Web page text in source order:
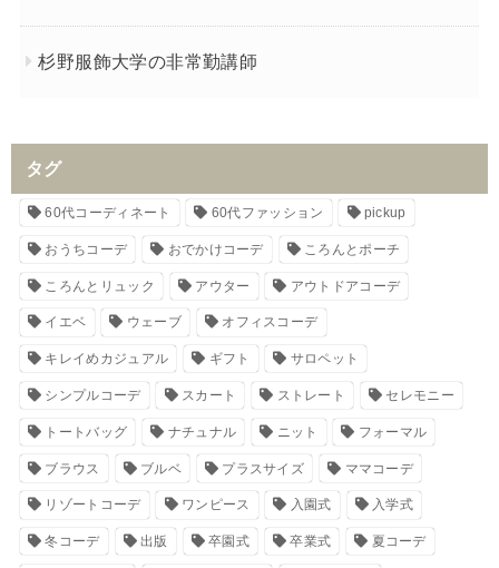
杉野服飾大学の非常勤講師
タグ
60代コーディネート 60代ファッション pickup
おうちコーデ おでかけコーデ ころんとポーチ
ころんとリュック アウター アウトドアコーデ
イエベ ウェーブ オフィスコーデ
キレイめカジュアル ギフト サロペット
シンプルコーデ スカート ストレート セレモニー
トートバッグ ナチュナル ニット フォーマル
ブラウス ブルベ プラスサイズ ママコーデ
リゾートコーデ ワンピース 入園式 入学式
冬コーデ 出版 卒園式 卒業式 夏コーデ